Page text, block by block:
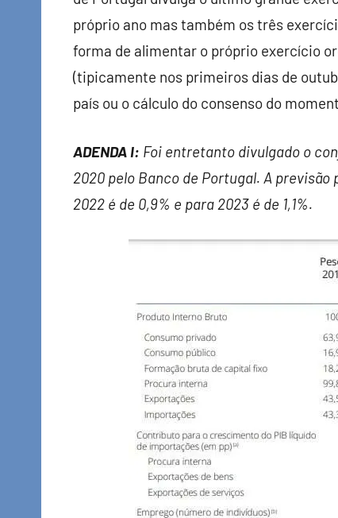
próprio ano mas também os três
forma de alimentar o próprio exercício
(tipicamente nos primeiros dias de
país ou o cálculo do consenso do
ADENDA I: Foi entretanto divulgado o
2020 pelo Banco de Portugal. A previsão
2022 é de 0,9% e para 2023 é de 1,1%.